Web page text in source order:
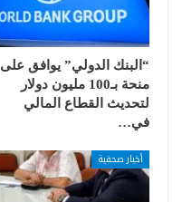
“البنك الدولي” يوافق على
منحة بـ100 مليون دولار
لتحديث القطاع المالي
في…
أخبار صحفية